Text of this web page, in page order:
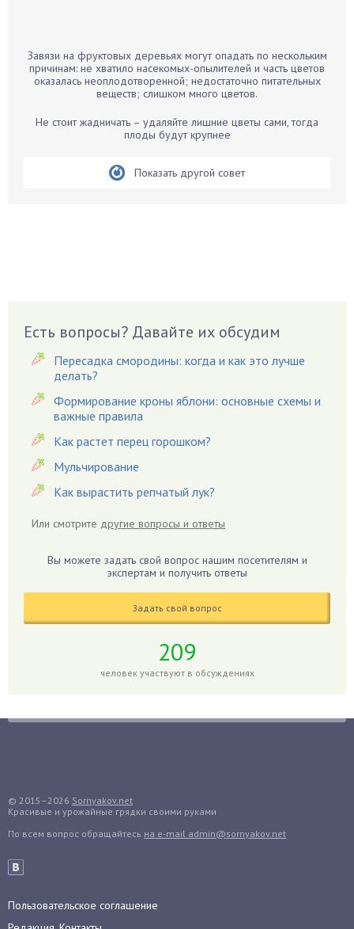
Бархатцы
Бегония
Бирючина
Вишня
Вредители
Гардения
Гацания
Гвоздики
Георгины
Герань
Гиацинт
Гиппеаструм
Годжи
Голубика
Гуава
Гузмания
Дайкон
Дендробиум
Завязи на фруктовых деревьях могут опадать по нескольким
причинам: не хватило насекомых-опылителей и часть цветов
оказалась неоплодотворенной; недостаточно питательных
веществ; слишком много цветов.
Не стоит жадничать – удаляйте лишние цветы сами, тогда
плоды будут крупнее
Показать другой совет
Есть вопросы? Давайте их обсудим
Пересадка смородины: когда и как это лучше
делать?
Формирование кроны яблони: основные схемы и
важные правила
Как растет перец горошком?
Мульчирование
Как вырастить репчатый лук?
Или смотрите другие вопросы и ответы
Вы можете задать свой вопрос нашим посетителям и
экспертам и получить ответы
Задать свой вопрос
209
человек участвуют в обсуждениях
© 2015–2026 Sornyakov.net
Красивые и урожайные грядки своими руками
По всем вопрос обращайтесь на e-mail admin@sornyakov.net
Пользовательское соглашение